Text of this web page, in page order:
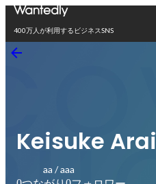
400万人が利用するビジネスSNS
Keisuke Arai
aa / aaa